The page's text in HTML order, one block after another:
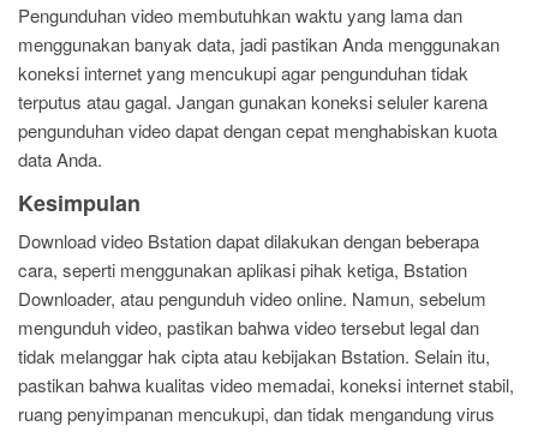
Pengunduhan video membutuhkan waktu yang lama dan
menggunakan banyak data, jadi pastikan Anda menggunakan
koneksi internet yang mencukupi agar pengunduhan tidak
terputus atau gagal. Jangan gunakan koneksi seluler karena
pengunduhan video dapat dengan cepat menghabiskan kuota
data Anda.
Kesimpulan
Download video Bstation dapat dilakukan dengan beberapa
cara, seperti menggunakan aplikasi pihak ketiga, Bstation
Downloader, atau pengunduh video online. Namun, sebelum
mengunduh video, pastikan bahwa video tersebut legal dan
tidak melanggar hak cipta atau kebijakan Bstation. Selain itu,
pastikan bahwa kualitas video memadai, koneksi internet stabil,
ruang penyimpanan mencukupi, dan tidak mengandung virus